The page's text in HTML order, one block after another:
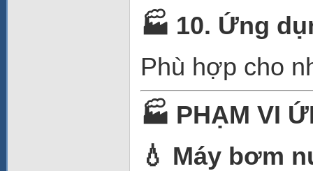
🏭 10. Ứng
Phù hợp cho
🏭 PHẠM VI
💧 Máy bơm